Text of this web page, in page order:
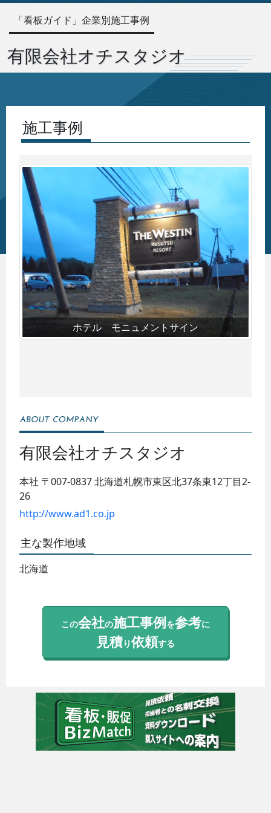
有限会社オチスタジオ
「看板ガイド」企業別施工事例
施工事例
ホテル モニュメントサイン
有限会社オチスタジオ
本社 〒007-0837北海道札幌市東区北37条東12丁目2-
26
http://www.ad1.co.jp
主な製作地域
北海道
この会社の施工事例を参考に
見積り依頼する